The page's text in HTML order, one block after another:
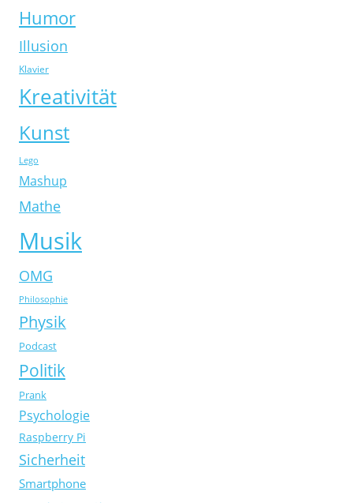
Humor
Illusion
Klavier
Kreativität
Kunst
Lego
Mashup
Mathe
Musik
OMG
Philosophie
Physik
Podcast
Politik
Prank
Psychologie
Raspberry Pi
Sicherheit
Smartphone